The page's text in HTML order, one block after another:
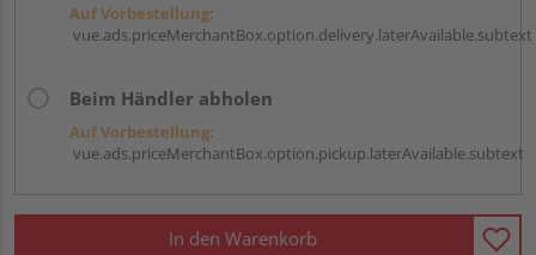
Auf Vorbestellung:
vue.ads.priceMerchantBox.option.delivery.laterAvailable.subtext
Beim Händler abholen
Auf Vorbestellung:
vue.ads.priceMerchantBox.option.pickup.laterAvailable.subtext
In den Warenkorb